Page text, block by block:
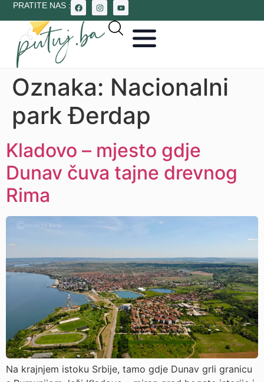
PRATITE NAS :
Oznaka: Nacionalni
park Đerdap
Kladovo – mjesto gdje
Dunav čuva tajne drevnog
Rima
Na krajnjem istoku Srbije, tamo gdje Dunav grli granicu